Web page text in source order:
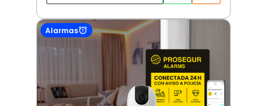
Alarmas